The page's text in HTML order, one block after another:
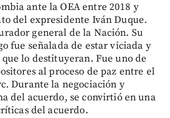
ante la OEA entre 2018 y
del expresidente Iván Duque.
general de la Nación. Su
fue señalada de estar viciada y
lo destituyeran. Fue uno de
al proceso de paz entre el
Durante la negociación y
del acuerdo, se convirtió en una
del acuerdo.